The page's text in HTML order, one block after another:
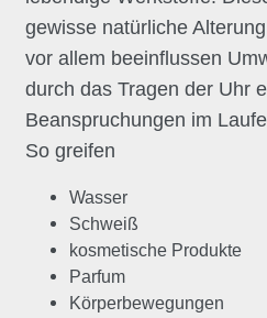
gewisse natürliche
vor allem beeinflussen
durch das Tragen der Uhr
Beanspruchungen im
So greifen
Wasser
Schweiß
kosmetische Produkte
Parfum
Körperbewegungen